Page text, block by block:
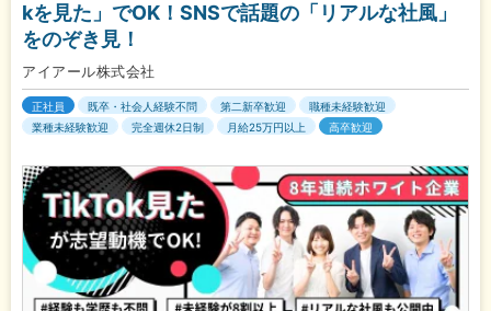
kを見た」でOK！SNSで話題の「リアルな社風」
をのぞき見！
アイアール株式会社
正社員 既卒・社会人経験不問 第二新卒歓迎
職種未経験歓迎
業種未経験歓迎
完全週休2日制 月給25万円以上 高卒歓迎